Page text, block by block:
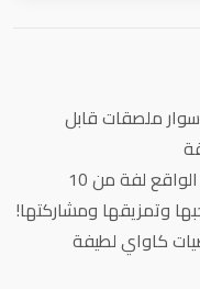
ملصقات قابل
* كل لفافة لاصقة على سوارك هي في الواقع لفة من 10
وتمزيقها ومشاركتها!
كاواي لطيفة